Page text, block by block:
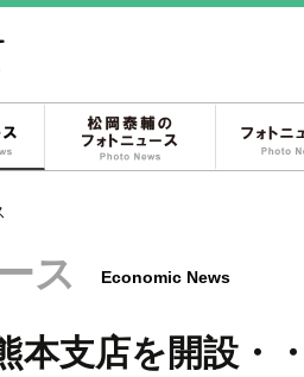
経済ニュース
ス Economic News
本支店を開設・